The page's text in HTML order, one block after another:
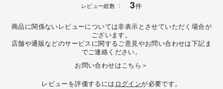
レビュー総数 3件
商品に関係ないレビューについては非表示とさせていただく場合が
ございます。
店舗や通販などのサービスに関するご意見やお問い合わせは下記ま
でご連絡ください。
お問い合わせはこちら＞
レビューを評価するには ログインが必要です。